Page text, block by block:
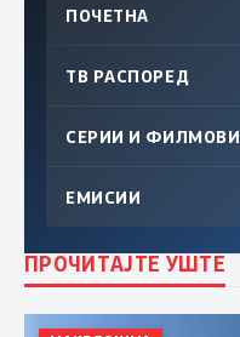
ПОЧЕТНА
ТВ РАСПОРЕД
СЕРИИ И ФИЛМОВИ
ЕМИСИИ
ПРОЧИТАЈТЕ УШТЕ